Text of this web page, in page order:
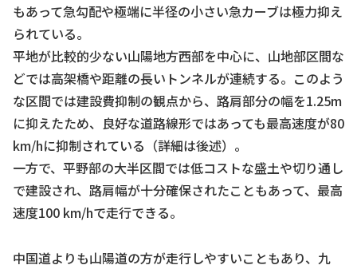
もあって急勾配や極端に半径の小さい急カーブは極力抑え
られている。
平地が比較的少ない山陽地方西部を中心に、山地部区間な
どでは高架橋や距離の長いトンネルが連続する。このよう
な区間では建設費抑制の観点から、路肩部分の幅を1.25m
に抑えたため、良好な道路線形ではあっても最高速度が80
km/hに抑制されている（詳細は後述）。
一方で、平野部の大半区間では低コストな盛土や切り通し
で建設され、路肩幅が十分確保されたこともあって、最高
速度100 km/hで走行できる。
中国道よりも山陽道の方が走行しやすいこともあり、九